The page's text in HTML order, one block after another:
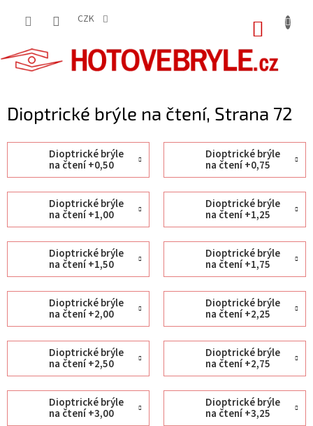
CZK
Dioptrické brýle na čtení, Strana 72
Dioptrické brýle
na čtení +0,50
Dioptrické brýle
na čtení +0,75
Dioptrické brýle
na čtení +1,00
Dioptrické brýle
na čtení +1,25
Dioptrické brýle
na čtení +1,50
Dioptrické brýle
na čtení +1,75
Dioptrické brýle
na čtení +2,00
Dioptrické brýle
na čtení +2,25
Dioptrické brýle
na čtení +2,50
Dioptrické brýle
na čtení +2,75
Dioptrické brýle
na čtení +3,00
Dioptrické brýle
na čtení +3,25